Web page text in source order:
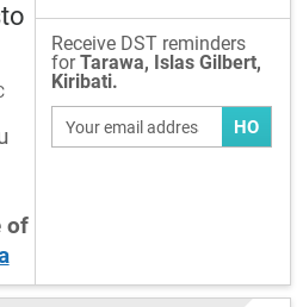
of
Receive DST reminders
forTarawa, Islas Gilbert,
Kiribati.
HO